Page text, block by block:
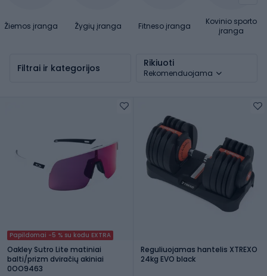
Žiemos įranga Žygių įranga Fitneso įranga
Kovinio sporto
įranga
Filtrai ir kategorijos Rikiuoti
Rekomenduojama
Papildomai -5 % su kodu EXTRA
Oakley Sutro Lite matiniai
balti/prizm dviračių akiniai
0OO9463
Reguliuojamas hantelis XTREXO
24kg EVO black